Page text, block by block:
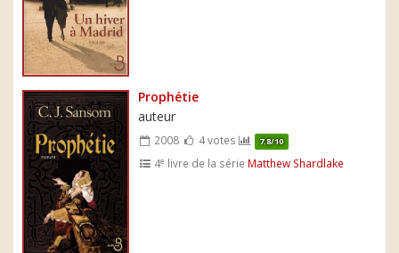
Prophétie
auteur
2008 4 votes 7.8/10
4e livre de la série Matthew Shardlake